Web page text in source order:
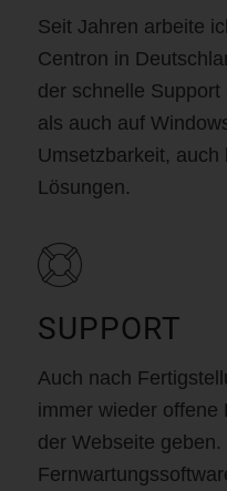
Seit Jahren arbeite
Centron in
der schnelle
als auch auf
Umsetzbarkeit, auch
Lösungen.
SUPPORT
Auch nach
immer wieder offene
der Webseite